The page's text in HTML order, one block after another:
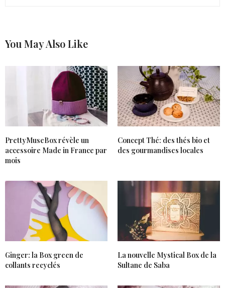
You May Also Like
PrettyMuseBox révèle un
accessoire Made in France par
mois
Concept Thé: des thés bio et
des gourmandises locales
Ginger: la Box green de
collants recyclés
La nouvelle Mystical Box de la
Sultane de Saba